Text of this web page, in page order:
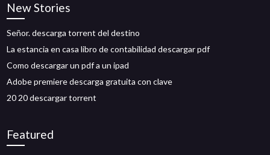
New Stories
Señor. descarga torrent del destino
La estancia en casa libro de contabilidad descargar pdf
Como descargar un pdf a un ipad
Adobe premiere descarga gratuita con clave
20 20 descargar torrent
Featured